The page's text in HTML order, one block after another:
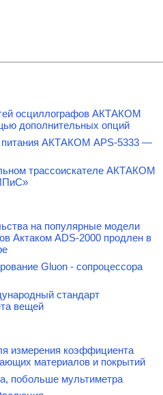
осциллографов АКТАКОМ
дополнительных опций
питания АКТАКОМ APS-5333 —
трассоискателе АКТАКОМ
на популярные модели
Актаком ADS-2000 продлен в
Gluon - сопроцессора
стандарт
вещей
измерения коэффициента
материалов и покрытий
побольше мультиметра